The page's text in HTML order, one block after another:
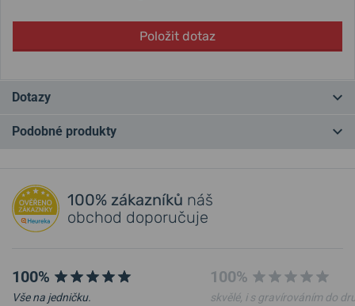
Položit dotaz
Dotazy
Přidat dotaz
Podobné produkty
100% zákazníků náš
obchod doporučuje
100%
Vše na jedničku.
100%
skvělé, i s gravírováním do